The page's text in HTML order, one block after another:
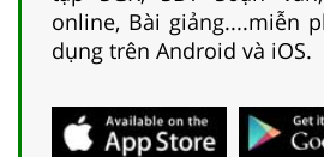
online, Bài giảng....miễn
dụng trên Android và iOS.